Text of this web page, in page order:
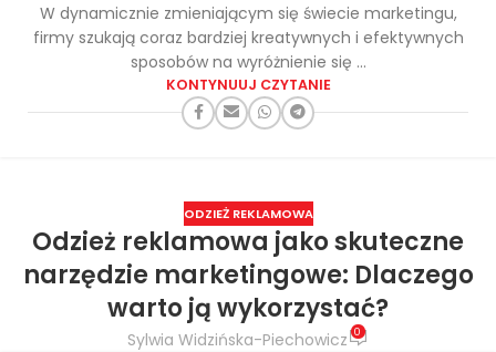
W dynamicznie zmieniającym się świecie marketingu,
firmy szukają coraz bardziej kreatywnych i efektywnych
sposobów na wyróżnienie się ...
KONTYNUUJ CZYTANIE
ODZIEŻ REKLAMOWA
Odzież reklamowa jako skuteczne
narzędzie marketingowe: Dlaczego
warto ją wykorzystać?
Sylwia Widzińska-Piechowicz 0